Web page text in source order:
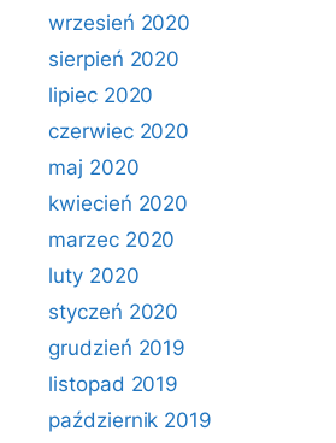
wrzesień 2020
sierpień 2020
lipiec 2020
czerwiec 2020
maj 2020
kwiecień 2020
marzec 2020
luty 2020
styczeń 2020
grudzień 2019
listopad 2019
październik 2019